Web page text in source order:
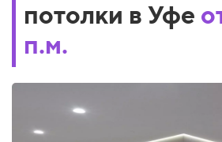
потолки в Уфе
п.м.